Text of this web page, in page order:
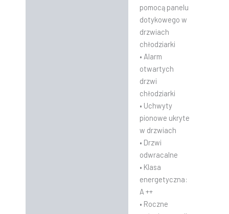
pomocą panelu
dotykowego w
drzwiach
chłodziarki
• Alarm
otwartych
drzwi
chłodziarki
• Uchwyty
pionowe ukryte
w drzwiach
• Drzwi
odwracalne
• Klasa
energetyczna:
A ++
• Roczne